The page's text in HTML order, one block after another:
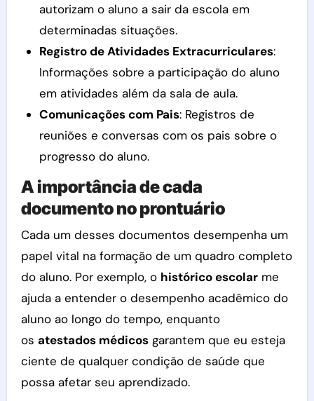
autorizam o aluno a sair da escola em
determinadas situações.
Registro de Atividades Extracurriculares:
Informações sobre a participação do aluno
em atividades além da sala de aula.
Comunicações com Pais: Registros de
reuniões e conversas com os pais sobre o
progresso do aluno.
A importância de cada
documento no prontuário
Cada um desses documentos desempenha um
papel vital na formação de um quadro completo
do aluno. Por exemplo, o histórico escolarme
ajuda a entender o desempenho acadêmico do
aluno ao longo do tempo, enquanto
os atestados médicosgarantem que eu esteja
ciente de qualquer condição de saúde que
possa afetar seu aprendizado.